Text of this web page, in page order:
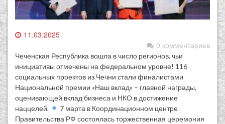
11.03.2025
0 комментариев
Чеченская Республика вошла в число регионов, чьи
инициативы отмечены на федеральном уровне! 116
социальных проектов из Чечни стали финалистами
Национальной премии «Наш вклад» – главной награды,
оценивающей вклад бизнеса и НКО в достижение
наццелей.
7 марта в Координационном центре
Правительства РФ состоялась торжественная церемония